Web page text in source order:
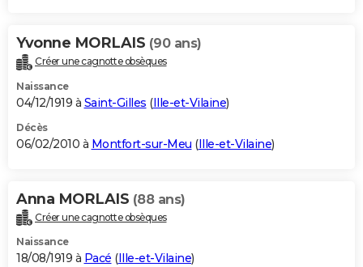
Yvonne MORLAIS (90 ans)
Créer une cagnotte obsèques
Naissance
04/12/1919 à Saint-Gilles (Ille-et-Vilaine)
Décès
06/02/2010 à Montfort-sur-Meu (Ille-et-Vilaine)
Anna MORLAIS (88 ans)
Créer une cagnotte obsèques
Naissance
18/08/1919 à Pacé (Ille-et-Vilaine)